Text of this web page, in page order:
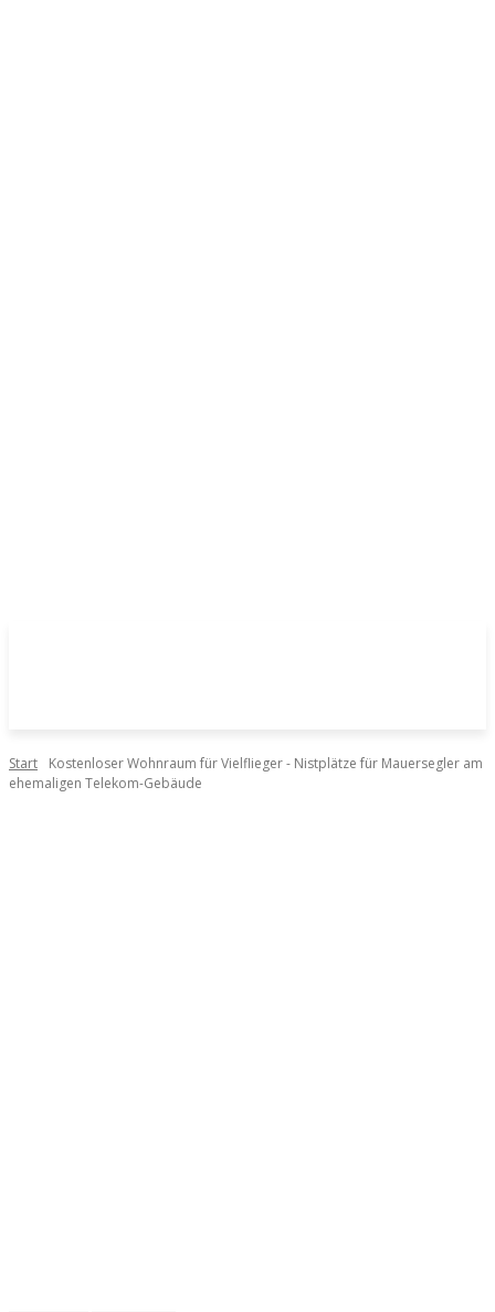
Start
Kostenloser Wohnraum für Vielflieger - Nistplätze für Mauersegler am
ehemaligen Telekom-Gebäude